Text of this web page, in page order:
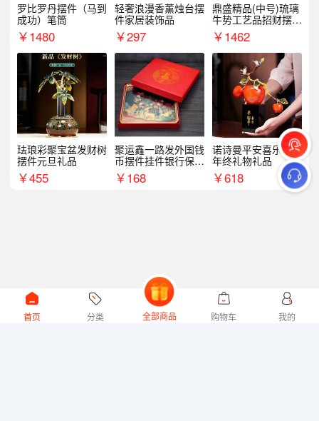
罗比罗丹摆件（马到
成功）笔筒
￥1480
轻奢浪漫香薰烛台摆
件家居装饰品
￥297
鼎盛精品(中号)琉璃
牛势工艺品招财摆件
银行企业商务上市礼
品
￥1462
珐琅彩聚宝盆发财树
摆件元旦礼品
￥455
聚运鑫一路发外国钱
币摆件挂件银行保险
商务礼
￥168
诺诗曼平安喜乐摆件
年终礼物礼品
￥618
首页 分类 全部商品 购物车 我的